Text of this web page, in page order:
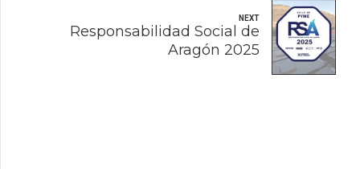
NEXT
Responsabilidad Social de
Aragón 2025